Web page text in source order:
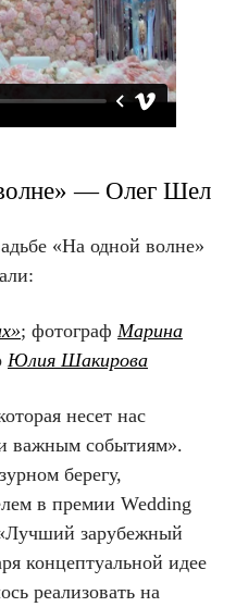
— Олег Шел
«На одной волне»
»; фотограф Марина
Юлия Шакирова
несет нас
важным событиям».
берегу,
в премии Wedding
зарубежный
концептуальной идее
реализовать на